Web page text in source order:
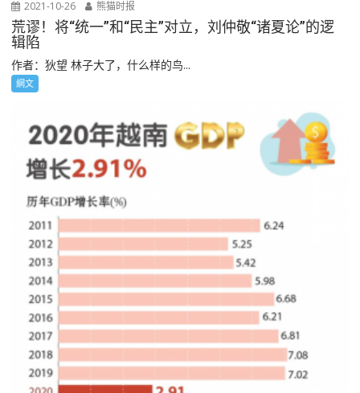
2021-10-26 熊猫时报
荒谬！将“统一”和“民主”对立，刘仲敬“诸夏论”的逻
辑陷
作者：狄望 林子大了，什么样的鸟...
網文